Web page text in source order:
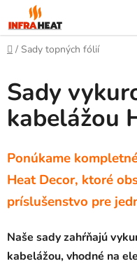
Prejsť
na
obsah
Domov
/ Sady topných fólií
Sady
kabelážou
Ponúkame
Heat Decor, ktoré
príslušenstvo pre
Naše sady zahŕňajú
kabelážou, vhodné na